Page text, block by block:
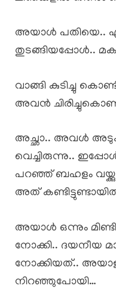
അയാൾ പതിയെ..
തുടങ്ങിയപ്പോൾ..
വാങ്ങി കുടിച്ചു
അവൻ ചിരിച്ചുകൊണ്ട്
അച്ഛാ.. അവൾ
വെച്ചിരുന്നു..
പറഞ്ഞ് ബഹളം
അത്
അയാൾ ഒന്നും
നോക്കി.. ദയനീയ
നോക്കിയത്..
നിറഞ്ഞുപോയി…